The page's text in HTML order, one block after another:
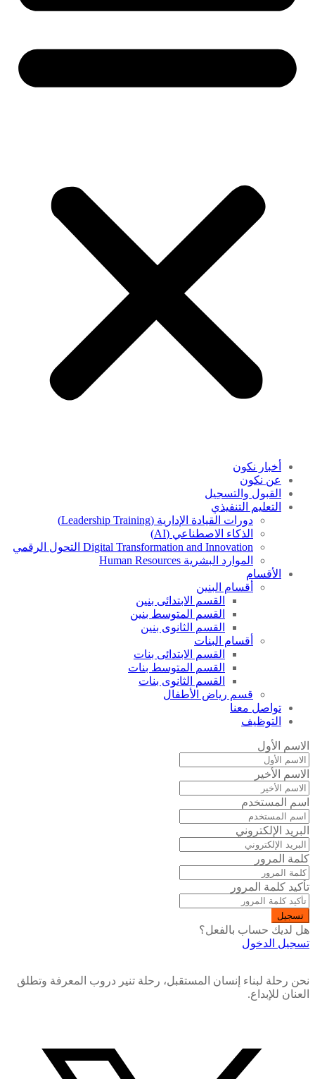
أخبار نكون
عن نكون
القبول والتسجيل
التعليم التنفيذي
دورات القيادة الإدارية (Leadership Training)
الذكاء الاصطناعي (AI)
Digital Transformation and Innovation التحول الرقمي
الموارد البشرية Human Resources
الأقسام
أقسام البنين
القسم الابتدائى بنين
القسم المتوسط بنين
القسم الثانوى بنين
أقسام البنات
القسم الابتدائى بنات
القسم المتوسط بنات
القسم الثانوى بنات
قسم رياض الأطفال
تواصل معنا
التوظيف
الاسم الأول
الاسم الأخير
اسم المستخدم
البريد الإلكتروني
كلمة المرور
تأكيد كلمة المرور
تسجيل
هل لديك حساب بالفعل؟
تسجيل الدخول
نحن رحلة لبناء إنسان المستقبل، رحلة تنير دروب المعرفة وتطلق
العنان للإبداع.